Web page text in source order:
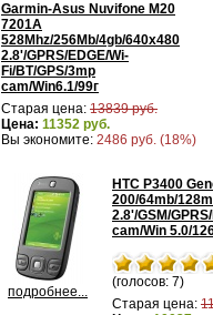
Garmin-Asus Nuvifone M20
7201A
528Mhz/256Mb/4gb/640x480
2.8'/GPRS/EDGE/Wi-
Fi/BT/GPS/3mp
саm/Win6.1/99г
Старая цена: 13839 руб.
Цена: 11352 руб.
Вы экономите: 2486 руб. (18%)
подробнее...
HTC P3400
200/64mb/
2.8'/GSM/
cam/Win 5.0/
(голосов: 7)
Старая цена: